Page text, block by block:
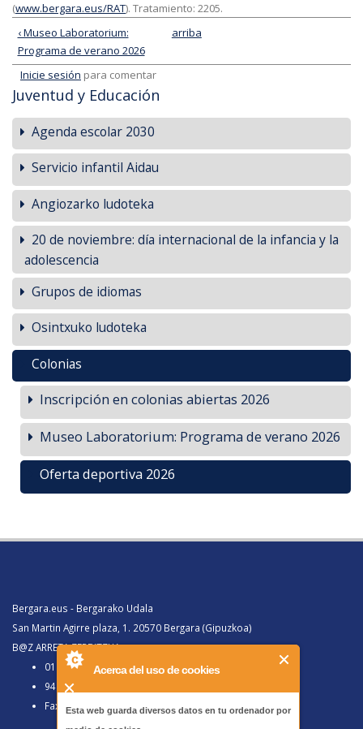
Acerca del uso de cookies
Esta web guarda diversos datos en tu ordenador por
(www.bergara.eus/RAT). Tratamiento: 2205.
‹ Museo Laboratorium:
Programa de verano 2026
arriba
Inicie sesión para comentar
Juventud y Educación
Agenda escolar 2030
Servicio infantil Aidau
Angiozarko ludoteka
20 de noviembre: día internacional de la infancia y la
adolescencia
Grupos de idiomas
Osintxuko ludoteka
Colonias
Inscripción en colonias abiertas 2026
Museo Laboratorium: Programa de verano 2026
Oferta deportiva 2026
Bergara.eus - Bergarako Udala
San Martin Agirre plaza, 1. 20570 Bergara (Gipuzkoa)
B@Z ARRETA ZERBITZUA:
010, Bergaratik deituz gero
943 77 91 00, Bergaraz kanpotik deituz gero
Faxa 943 77 91 63